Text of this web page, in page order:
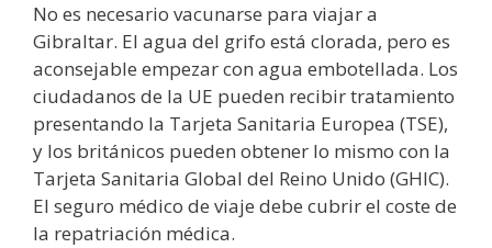
No es necesario vacunarse para viajar a
Gibraltar. El agua del grifo está clorada, pero es
aconsejable empezar con agua embotellada. Los
ciudadanos de la UE pueden recibir tratamiento
presentando la Tarjeta Sanitaria Europea (TSE),
y los británicos pueden obtener lo mismo con la
Tarjeta Sanitaria Global del Reino Unido (GHIC).
El seguro médico de viaje debe cubrir el coste de
la repatriación médica.